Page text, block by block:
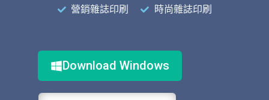
營銷雜誌印刷
時尚雜誌印刷
Download Windows